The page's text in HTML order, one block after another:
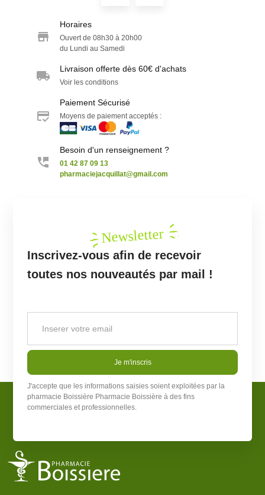
Horaires
Ouvert de 08h30 à 20h00
du Lundi au Samedi
Livraison offerte dès 60€ d'achats
Voir les conditions
Paiement Sécurisé
Moyens de paiement acceptés :
Besoin d'un renseignement ?
01 42 87 09 13
pharmaciejacquillat@gmail.com
Newsletter
Inscrivez-vous afin de recevoir
toutes nos nouveautés par mail !
Je m'inscris
J'accepte que les informations saisies soient exploitées par la
pharmacie Boissière Pharmacie Boissière à des fins
commerciales et professionnelles.